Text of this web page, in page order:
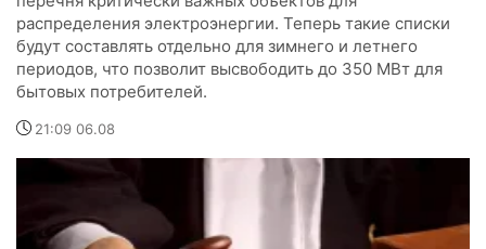
распределения электроэнергии. Теперь такие списки
будут составлять отдельно для зимнего и летнего
периодов, что позволит высвободить до 350 МВт для
бытовых потребителей.
21:09 06.08